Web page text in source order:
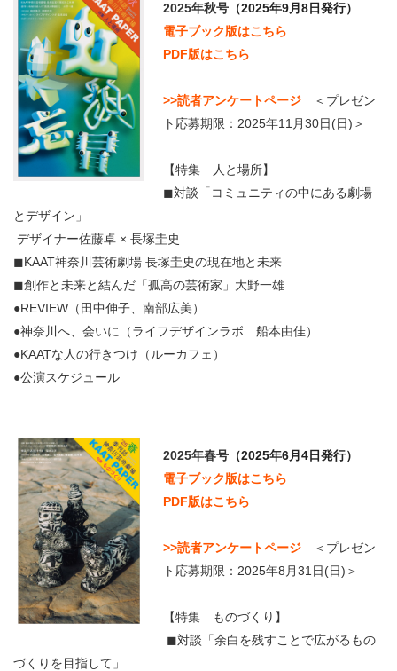
2025年秋号（2025年9月8日発行）
電子ブック版はこちら
PDF版はこちら
>>読者アンケートページ＜プレゼン
ト応募期限：2025年11月30日(日)＞
【特集 人と場所】
◼︎対談「コミュニティの中にある劇場
とデザイン」
デザイナー佐藤卓 × 長塚圭史
◼︎KAAT神奈川芸術劇場 長塚圭史の現在地と未来
◼︎創作と未来と結んだ「孤高の芸術家」大野一雄
●REVIEW（田中伸子、南部広美）
●神奈川へ、会いに（ライフデザインラボ 船本由佳）
●KAATな人の行きつけ（ルーカフェ）
●公演スケジュール
2025年春号（2025年6月4日発行）
電子ブック版はこちら
PDF版はこちら
>>読者アンケートページ＜プレゼン
ト応募期限：2025年8月31日(日)＞
【特集 ものづくり】
◼︎対談「余白を残すことで広がるもの
づくりを目指して」